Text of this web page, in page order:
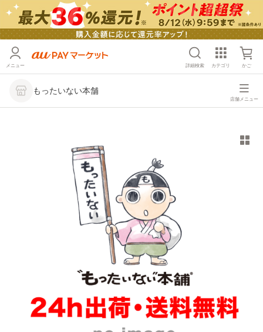
メニュー 詳細検索 カテゴリ かご
もったいない本舗
店舗メニュー